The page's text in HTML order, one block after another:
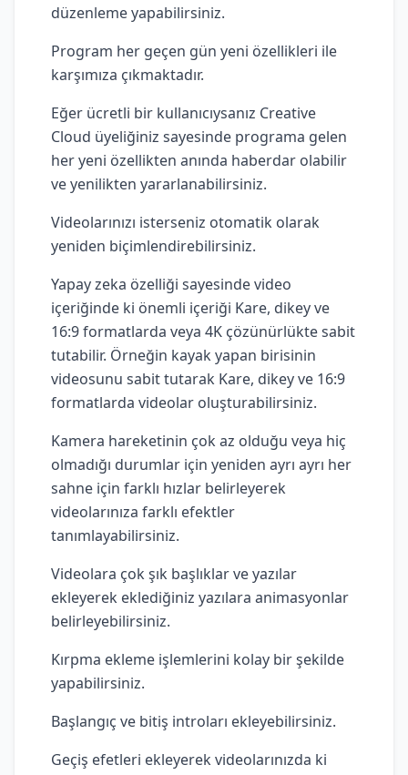
düzenleme yapabilirsiniz.
Program her geçen gün yeni özellikleri ile
karşımıza çıkmaktadır.
Eğer ücretli bir kullanıcıysanız Creative
Cloud üyeliğiniz sayesinde programa gelen
her yeni özellikten anında haberdar olabilir
ve yenilikten yararlanabilirsiniz.
Videolarınızı isterseniz otomatik olarak
yeniden biçimlendirebilirsiniz.
Yapay zeka özelliği sayesinde video
içeriğinde ki önemli içeriği Kare, dikey ve
16:9 formatlarda veya 4K çözünürlükte sabit
tutabilir. Örneğin kayak yapan birisinin
videosunu sabit tutarak Kare, dikey ve 16:9
formatlarda videolar oluşturabilirsiniz.
Kamera hareketinin çok az olduğu veya hiç
olmadığı durumlar için yeniden ayrı ayrı her
sahne için farklı hızlar belirleyerek
videolarınıza farklı efektler
tanımlayabilirsiniz.
Videolara çok şık başlıklar ve yazılar
ekleyerek eklediğiniz yazılara animasyonlar
belirleyebilirsiniz.
Kırpma ekleme işlemlerini kolay bir şekilde
yapabilirsiniz.
Başlangıç ve bitiş introları ekleyebilirsiniz.
Geçiş efetleri ekleyerek videolarınızda ki